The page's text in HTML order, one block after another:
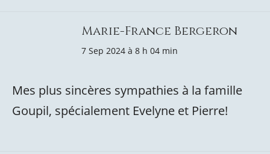
Marie-France Bergeron
7 Sep 2024 à 8 h 04 min
Mes plus sincères sympathies à la famille
Goupil, spécialement Evelyne et Pierre!